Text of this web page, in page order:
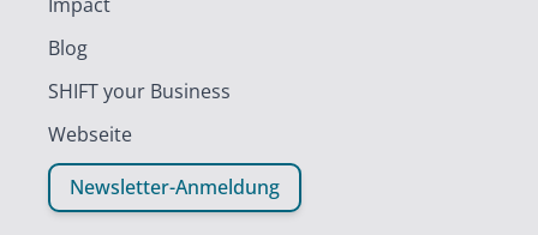
Blog
SHIFT your Business
Webseite
Newsletter-Anmeldung